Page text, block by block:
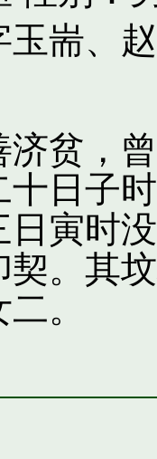
玉耑、
济贫，
十日子
寅时
契。其
。